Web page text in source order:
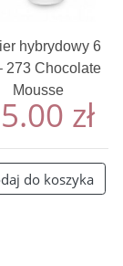
hybrydowy 6
273 Chocolate
Mousse
zł
do koszyka